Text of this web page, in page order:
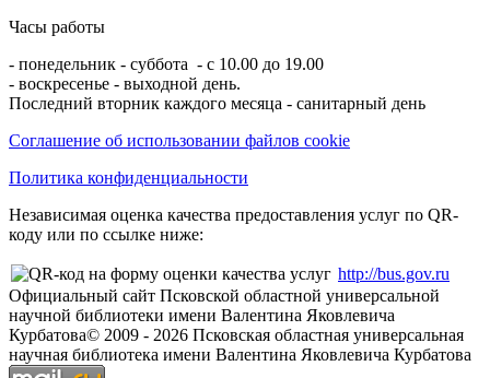
Часы работы
- понедельник - суббота - с 10.00 до 19.00
- воскресенье - выходной день.
Последний вторник каждого месяца - санитарный день
Соглашение об использовании файлов cookie
Политика конфиденциальности
Независимая оценка качества предоставления услуг по QR-
коду или по ссылке ниже:
http://bus.gov.ru
Официальный сайт Псковской областной универсальной
научной библиотеки имени Валентина Яковлевича
Курбатова© 2009 - 2026 Псковская областная универсальная
научная библиотека имени Валентина Яковлевича Курбатова